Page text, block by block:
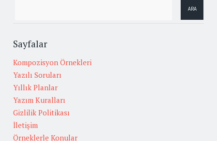
Sayfalar
Kompozisyon Örnekleri
Yazılı Soruları
Yıllık Planlar
Yazım Kuralları
Gizlilik Politikası
İletişim
Örneklerle Konular